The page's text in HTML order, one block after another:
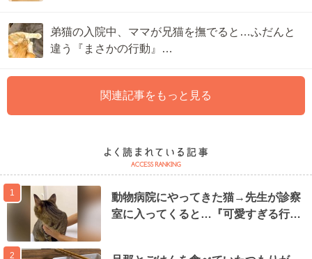
弟猫の入院中、ママが兄猫を撫でると…ふだんと
違う『まさかの行動』…
関連記事をもっと見る
1
動物病院にやってきた猫→先生が診察
室に入ってくると…『可愛すぎる行…
2